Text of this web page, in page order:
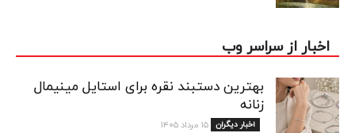
اخبار از سراسر وب
بهترین دستبند نقره برای استایل مینیمال
زنانه
اخبار دیگران ۱۵ مرداد ۱۴۰۵